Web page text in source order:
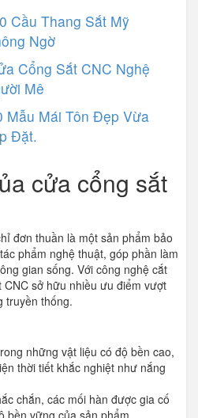
Cầu Thang Sắt Mỹ
Ngờ
Cổng Sắt CNC Nghệ
Mê
Mẫu Mái Tôn Đẹp Vừa
Đặt.
cửa cổng sắt
đơn thuần là một sản phẩm bảo
phẩm nghệ thuật, góp phần làm
gian sống. Với công nghệ cắt
sở hữu nhiều ưu điểm vượt
truyền thống.
những vật liệu có độ bền cao,
thời tiết khắc nghiệt như nắng
chắn, các mối hàn được gia cố
bền vững của sản phẩm.